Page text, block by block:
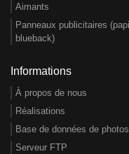
Aimants
Panneaux publicitaires
blueback)
Informations
À propos de nous
Réalisations
Base de données de photos
Serveur FTP